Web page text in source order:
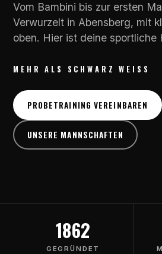
Vom Bambini bis zur ersten
Verwurzelt in Abensberg, mit
oben. Hier ist deine sportliche
MEHR ALS SCHWARZ WEISS
PROBETRAINING VEREINBAREN
UNSERE MANNSCHAFTEN
1862
GEGRÜNDET